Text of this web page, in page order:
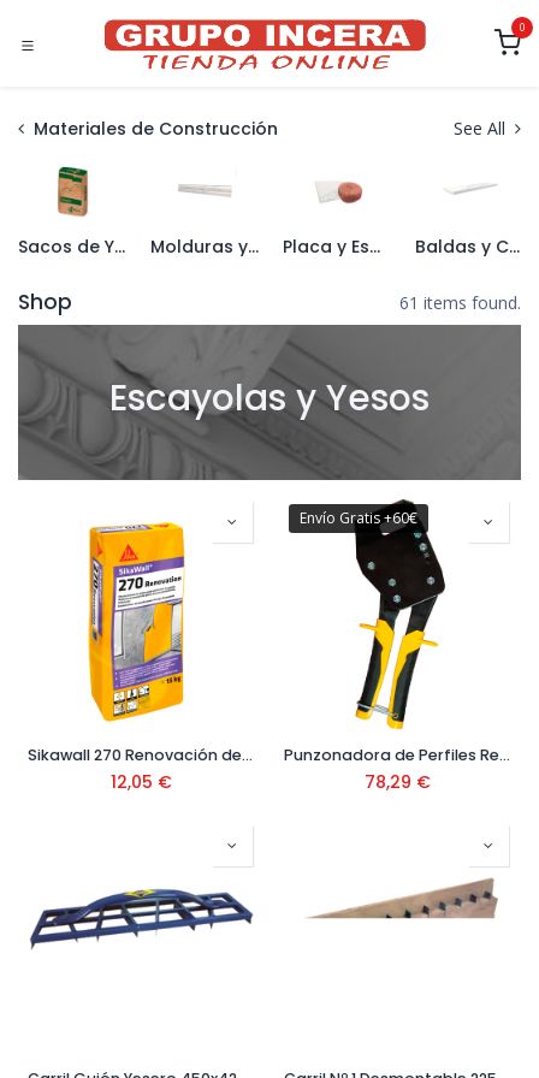
0
Materiales de Construcción See All
Sacos de Yeso Molduras y Cornisas Placa y Esparto Baldas y Complementos
Shop 61 items found.
Escayolas y Yesos
Sikawall 270 Renovación de Paramentos Interiores 15 Kg
12,05 €
Envío Gratis +60€
Punzonadora de Perfiles Ref. 1-69-100
78,29 €